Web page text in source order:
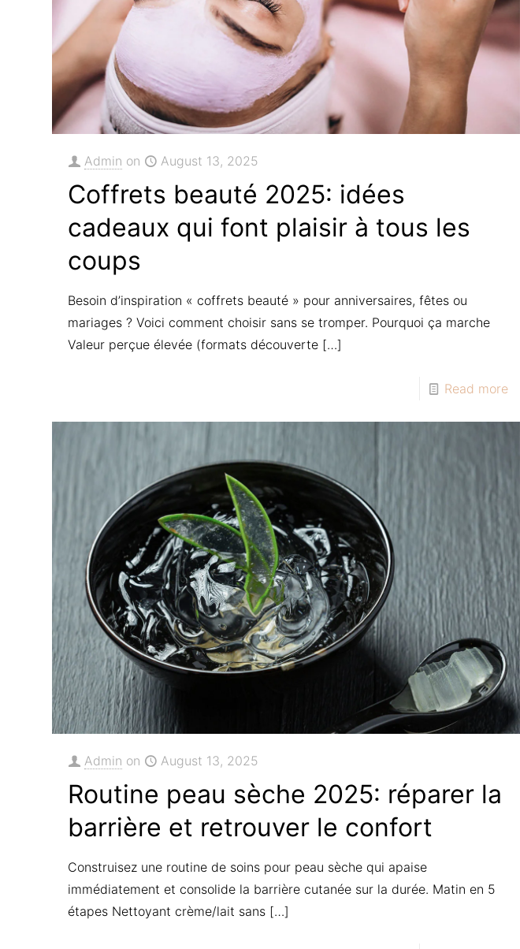
Admin on August 13, 2025
Coffrets beauté 2025: idées
cadeaux qui font plaisir à tous les
coups
Besoin d’inspiration « coffrets beauté » pour anniversaires, fêtes ou
mariages ? Voici comment choisir sans se tromper. Pourquoi ça marche
Valeur perçue élevée (formats découverte […]
Read more
Admin on August 13, 2025
Routine peau sèche 2025: réparer la
barrière et retrouver le confort
Construisez une routine de soins pour peau sèche qui apaise
immédiatement et consolide la barrière cutanée sur la durée. Matin en 5
étapes Nettoyant crème/lait sans […]
Find us here:
Contactez-nous
Enags Beauty
39 Rue Simart
France
Liens Raccourcis
Boutique